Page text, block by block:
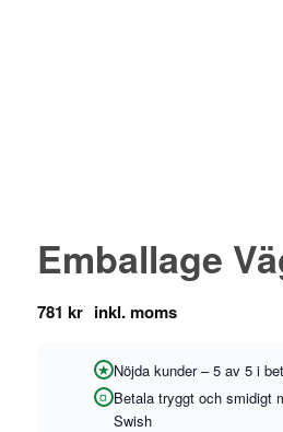
Emballage
781 kr
Nöjda kunder – 5 av 5 i
Betala tryggt och smidigt
Swish